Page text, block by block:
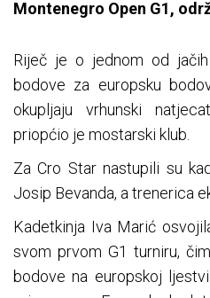
Montenegro Open G1,
Riječ je o jednom od
bodove za europsku
okupljaju vrhunski
priopćio je mostarski klub.
Za Cro Star nastupili su
Josip Bevanda, a trenerica
Kadetkinja Iva Marić
svom prvom G1 turniru,
bodove na europskoj